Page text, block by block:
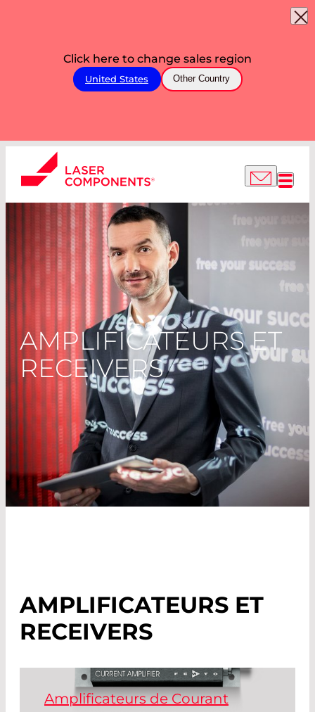
Click here to change sales region
United States Other Country
AMPLIFICATEURS ET
RECEIVERS
AMPLIFICATEURS ET
RECEIVERS
Amplificateurs de Courant